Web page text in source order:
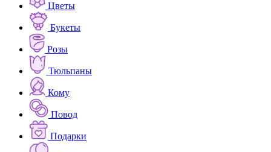
Цветы
Букеты
Розы
Тюльпаны
Кому
Повод
Подарки